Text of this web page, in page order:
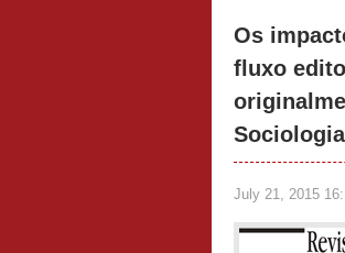
Os
fluxo
July 21, 2015